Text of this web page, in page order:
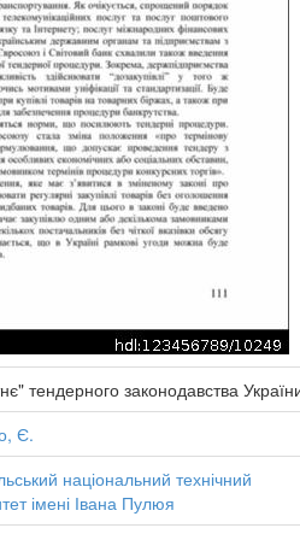
тендерного законодавства
Є.
національний технічний
імені Івана Пулюя